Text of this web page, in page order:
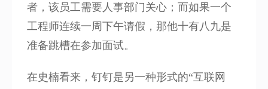
者，该员工需要人事部门关心；而如果一个
工程师连续一周下午请假，那他十有八九是
准备跳槽在参加面试。
在史楠看来，钉钉是另一种形式的“互联网